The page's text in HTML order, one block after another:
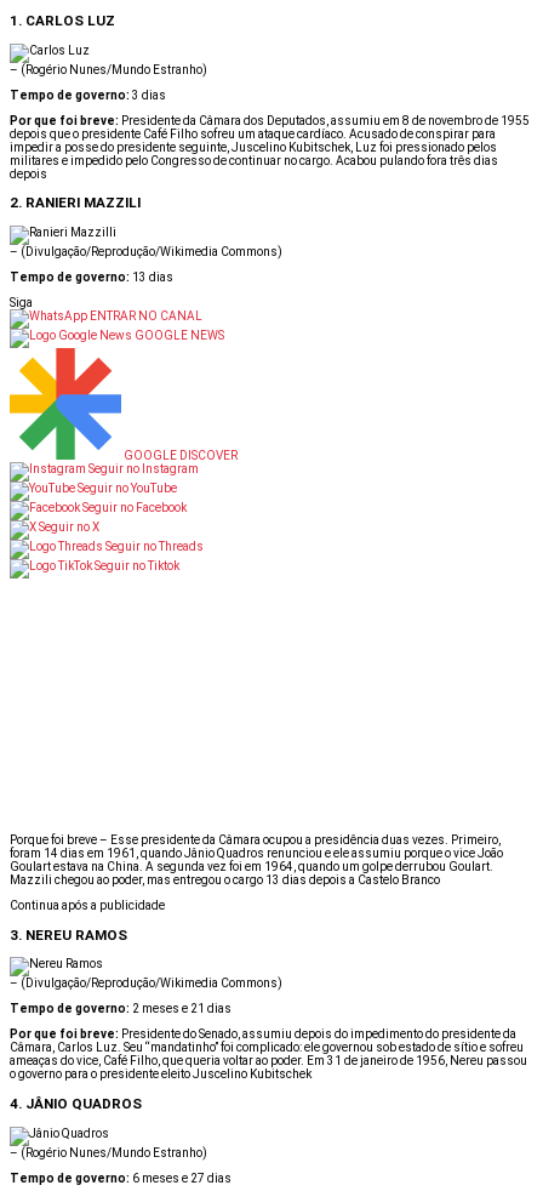
1. CARLOS LUZ
– (Rogério Nunes/Mundo Estranho)
Tempo de governo: 3 dias
Por que foi breve: Presidente da Câmara dos Deputados, assumiu em 8 de novembro de 1955
depois que o presidente Café Filho sofreu um ataque cardíaco. Acusado de conspirar para
impedir a posse do presidente seguinte, Juscelino Kubitschek, Luz foi pressionado pelos
militares e impedido pelo Congresso de continuar no cargo. Acabou pulando fora três dias
depois
2. RANIERI MAZZILI
– (Divulgação/Reprodução/Wikimedia Commons)
Tempo de governo: 13 dias
Siga
ENTRAR NO CANAL
GOOGLE NEWS
GOOGLE DISCOVER
Seguir no Instagram
Seguir no YouTube
Seguir no Facebook
Seguir no X
Seguir no Threads
Seguir no Tiktok
Porque foi breve – Esse presidente da Câmara ocupou a presidência duas vezes. Primeiro,
foram 14 dias em 1961, quando Jânio Quadros renunciou e ele assumiu porque o vice João
Goulart estava na China. A segunda vez foi em 1964, quando um golpe derrubou Goulart.
Mazzili chegou ao poder, mas entregou o cargo 13 dias depois a Castelo Branco
Continua após a publicidade
3. NEREU RAMOS
– (Divulgação/Reprodução/Wikimedia Commons)
Tempo de governo: 2 meses e 21 dias
Por que foi breve: Presidente do Senado, assumiu depois do impedimento do presidente da
Câmara, Carlos Luz. Seu “mandatinho” foi complicado: ele governou sob estado de sítio e sofreu
ameaças do vice, Café Filho, que queria voltar ao poder. Em 31 de janeiro de 1956, Nereu passou
o governo para o presidente eleito Juscelino Kubitschek
4. JÂNIO QUADROS
– (Rogério Nunes/Mundo Estranho)
Tempo de governo: 6 meses e 27 dias